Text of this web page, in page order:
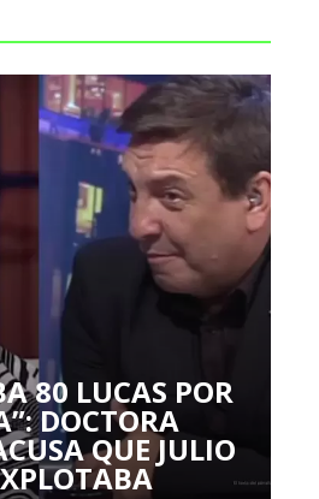
80 LUCAS POR
DOCTORA
QUE JULIO